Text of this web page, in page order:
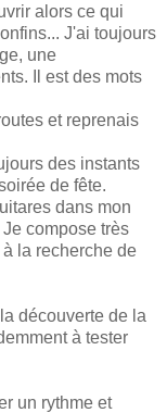
alors ce qui
J'ai toujours
une
Il est des mots
et reprenais
des instants
de fête.
dans mon
compose très
la recherche de
découverte de la
à tester
un rythme et